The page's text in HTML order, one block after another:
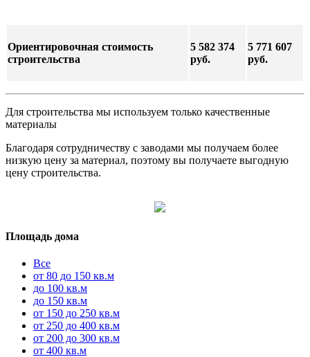
Ориентировочная стоимость
строительства
5 582 374
руб.
5 771 607
руб.
Для строительства мы используем только качественные
материалы
Благодаря сотрудничеству с заводами мы получаем более
низкую цену за материал, поэтому вы получаете выгодную
цену строительства.
Площадь дома
Все
от 80 до 150 кв.м
до 100 кв.м
до 150 кв.м
от 150 до 250 кв.м
от 250 до 400 кв.м
от 200 до 300 кв.м
от 400 кв.м